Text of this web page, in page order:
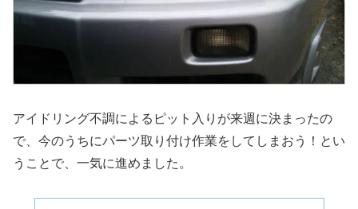
アイドリング不調によるピット入りが来週に決まったの
で、今のうちにパーツ取り付け作業をしてしまおう！とい
うことで、一気に進めました。